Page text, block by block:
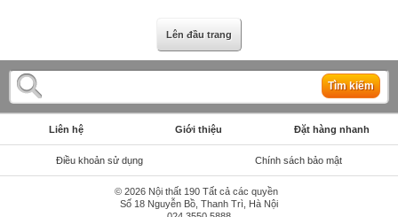
Lên đầu trang
Tìm kiếm
Liên hệ Giới thiệu Đặt hàng nhanh
Điều khoản sử dụng Chính sách bảo mật
© 2026 Nội thất 190 Tất cả các quyền
Số 18 Nguyễn Bồ, Thanh Trì, Hà Nội